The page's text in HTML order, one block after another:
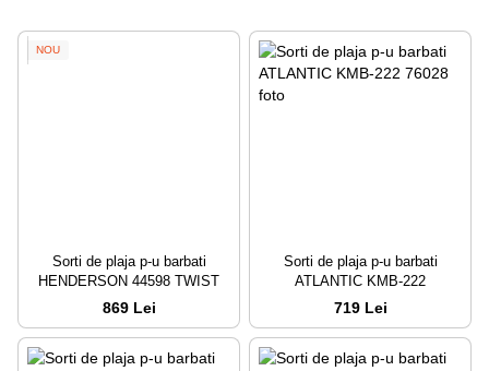
NOU
Sorti de plaja p-u barbati
HENDERSON 44598 TWIST
869 Lei
Sorti de plaja p-u barbati
ATLANTIC KMB-222
719 Lei